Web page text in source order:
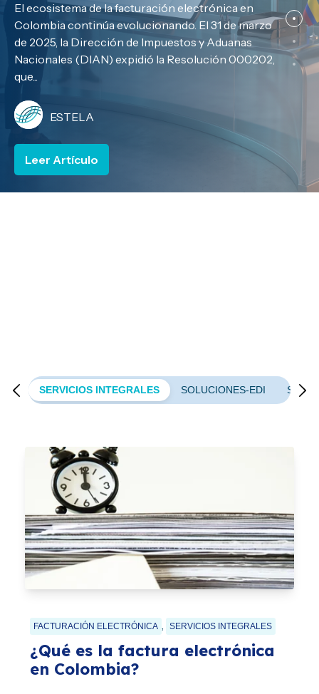
es la excepción pues el Ministerio de Salud y
Protección Social dio a conocer una normativa
que...
Leer Artículo
Colombia, el Ministerio de Comercio, Industria y
Turismo (MinCIT) ha presentado un proyecto de
decreto...
Leer Artículo
El ecosistema de la facturación electrónica en
Colombia continúa evolucionando. El 31 de marzo
de 2025, la Dirección de Impuestos y Aduanas
Nacionales (DIAN) expidió la Resolución 000202,
que...
ESTELA
Leer Artículo
SERVICIOS INTEGRALES SOLUCIONES-EDI
FACTURACIÓN ELECTRÓNICA SERVICIOS INTEGRALES
¿Qué es la factura electrónica
en Colombia?